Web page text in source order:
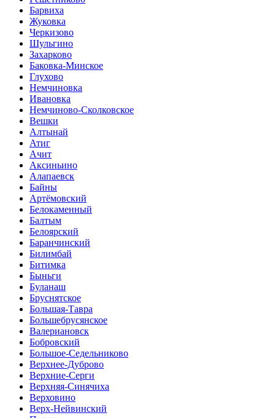
Барвиха
Жуковка
Черкизово
Шульгино
Захарково
Баковка-Минское
Глухово
Немчиновка
Ивановка
Немчиново-Сколковское
Вешки
Алтынай
Атиг
Ачит
Аксиньино
Алапаевск
Байны
Артёмовский
Белокаменный
Балтым
Белоярский
Баранчинский
Билимбай
Битимка
Быньги
Буланаш
Бруснятское
Большая-Тавра
Большебрусянское
Валериановск
Бобровский
Большое-Седельниково
Верхнее-Дуброво
Верхние-Серги
Верхняя-Синячиха
Верховино
Верх-Нейвинский